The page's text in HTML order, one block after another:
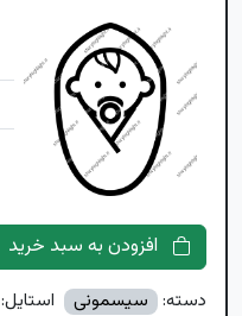
دسته: سیسمونی استایل: